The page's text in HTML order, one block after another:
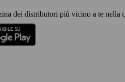
dei distributori più vicino a te nella